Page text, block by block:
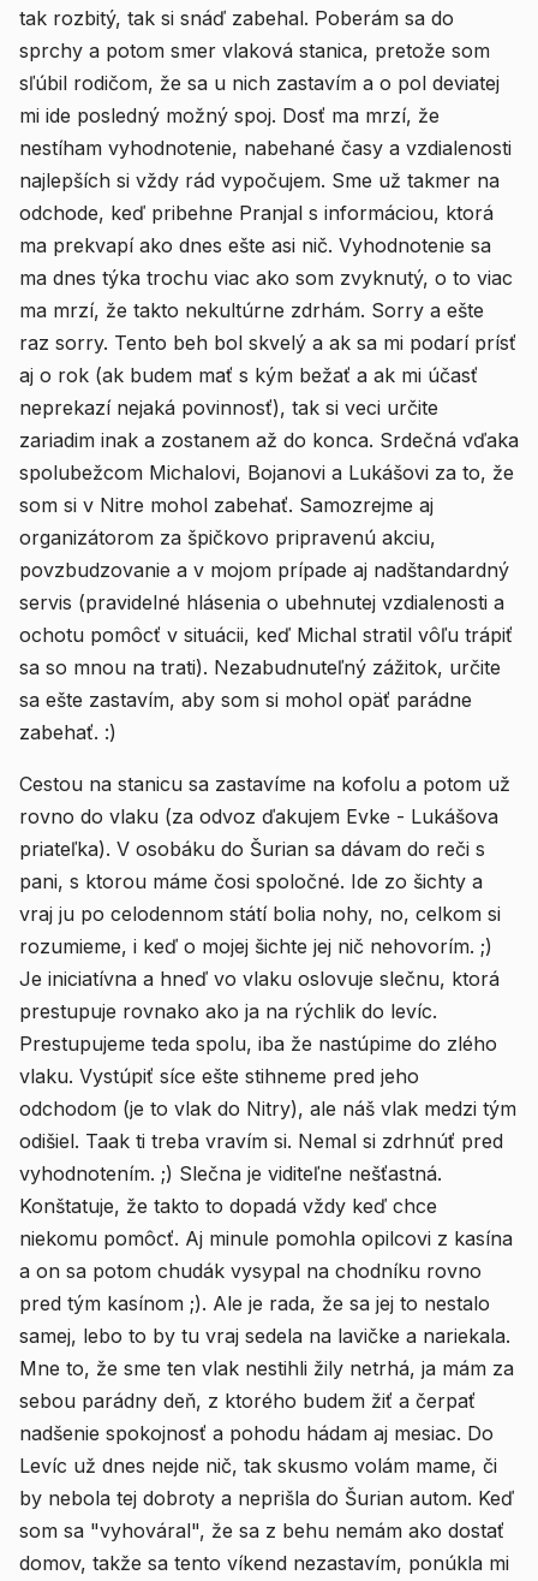
tak rozbitý, tak si snáď zabehal. Poberám sa do
sprchy a potom smer vlaková stanica, pretože som
sľúbil rodičom, že sa u nich zastavím a o pol deviatej
mi ide posledný možný spoj. Dosť ma mrzí, že
nestíham vyhodnotenie, nabehané časy a vzdialenosti
najlepších si vždy rád vypočujem. Sme už takmer na
odchode, keď pribehne Pranjal s informáciou, ktorá
ma prekvapí ako dnes ešte asi nič. Vyhodnotenie sa
ma dnes týka trochu viac ako som zvyknutý, o to viac
ma mrzí, že takto nekultúrne zdrhám. Sorry a ešte
raz sorry. Tento beh bol skvelý a ak sa mi podarí prísť
aj o rok (ak budem mať s kým bežať a ak mi účasť
neprekazí nejaká povinnosť), tak si veci určite
zariadim inak a zostanem až do konca. Srdečná vďaka
spolubežcom Michalovi, Bojanovi a Lukášovi za to, že
som si v Nitre mohol zabehať. Samozrejme aj
organizátorom za špičkovo pripravenú akciu,
povzbudzovanie a v mojom prípade aj nadštandardný
servis (pravidelné hlásenia o ubehnutej vzdialenosti a
ochotu pomôcť v situácii, keď Michal stratil vôľu trápiť
sa so mnou na trati). Nezabudnuteľný zážitok, určite
sa ešte zastavím, aby som si mohol opäť parádne
zabehať. :)
Cestou na stanicu sa zastavíme na kofolu a potom už
rovno do vlaku (za odvoz ďakujem Evke - Lukášova
priateľka). V osobáku do Šurian sa dávam do reči s
pani, s ktorou máme čosi spoločné. Ide zo šichty a
vraj ju po celodennom státí bolia nohy, no, celkom si
rozumieme, i keď o mojej šichte jej nič nehovorím. ;)
Je iniciatívna a hneď vo vlaku oslovuje slečnu, ktorá
prestupuje rovnako ako ja na rýchlik do levíc.
Prestupujeme teda spolu, iba že nastúpime do zlého
vlaku. Vystúpiť síce ešte stihneme pred jeho
odchodom (je to vlak do Nitry), ale náš vlak medzi tým
odišiel. Taak ti treba vravím si. Nemal si zdrhnúť pred
vyhodnotením. ;) Slečna je viditeľne nešťastná.
Konštatuje, že takto to dopadá vždy keď chce
niekomu pomôcť. Aj minule pomohla opilcovi z kasína
a on sa potom chudák vysypal na chodníku rovno
pred tým kasínom ;). Ale je rada, že sa jej to nestalo
samej, lebo to by tu vraj sedela na lavičke a nariekala.
Mne to, že sme ten vlak nestihli žily netrhá, ja mám za
sebou parádny deň, z ktorého budem žiť a čerpať
nadšenie spokojnosť a pohodu hádam aj mesiac. Do
Levíc už dnes nejde nič, tak skusmo volám mame, či
by nebola tej dobroty a neprišla do Šurian autom. Keď
som sa "vyhováral", že sa z behu nemám ako dostať
domov, takže sa tento víkend nezastavím, ponúkla mi